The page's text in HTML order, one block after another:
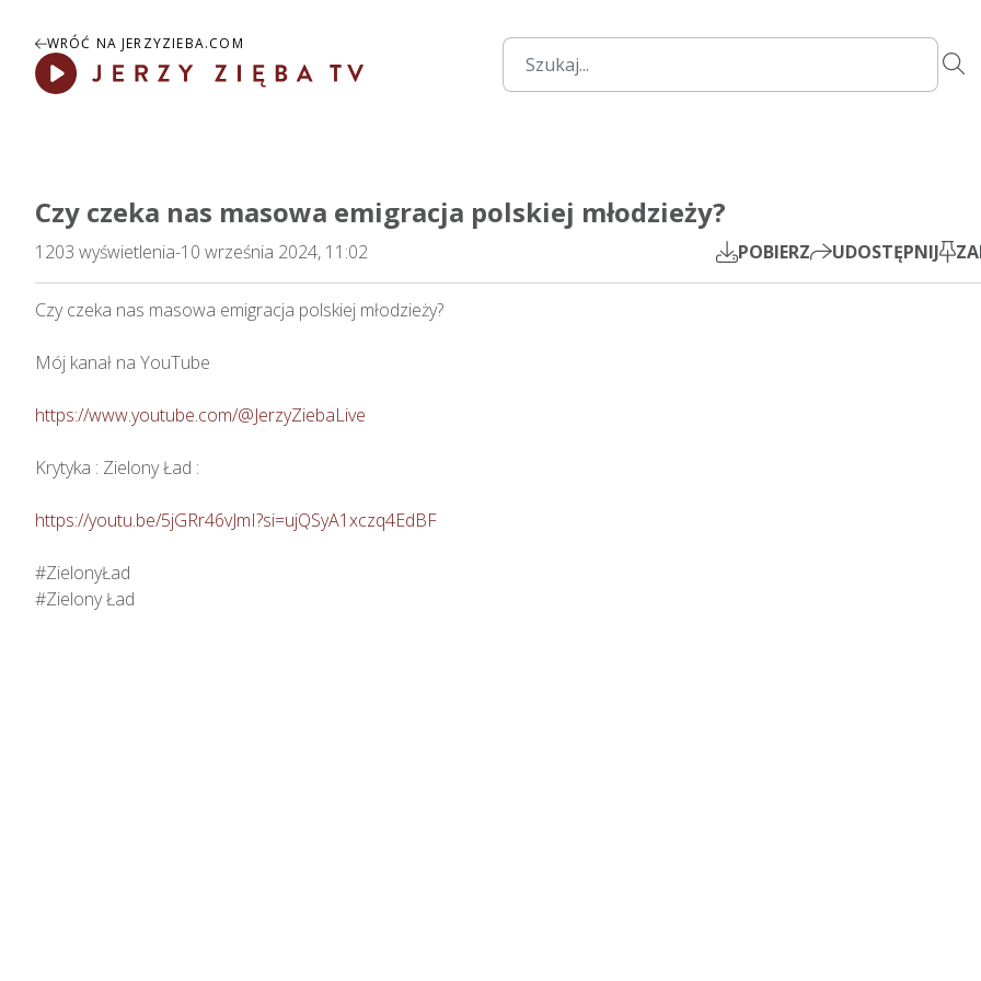
WRÓĆ NA JERZYZIEBA.COM
Play
Czy czeka nas masowa emigracja polskiej młodzieży?
1203 wyświetlenia-10 września 2024, 11:02 POBIERZ UDOSTĘPNIJ
Czy czeka nas masowa emigracja polskiej młodzieży?
Mój kanał na YouTube
https://www.youtube.com/@JerzyZiebaLive
Krytyka : Zielony Ład :
https://youtu.be/5jGRr46vJmI?si=ujQSyA1xczq4EdBF
#ZielonyŁad
#Zielony Ład